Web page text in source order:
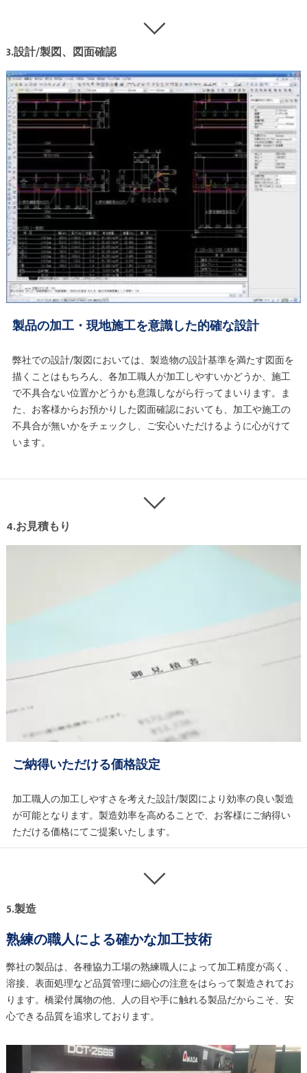
3.設計/製図、図面確認
製品の加工・現地施工を意識した的確な設計
弊社での設計/製図においては、製造物の設計基準を満たす図面を
描くことはもちろん、各加工職人が加工しやすいかどうか、施工
で不具合ない位置かどうかも意識しながら行ってまいります。ま
た、お客様からお預かりした図面確認においても、加工や施工の
不具合が無いかをチェックし、ご安心いただけるように心がけて
います。
4.お見積もり
ご納得いただける価格設定
加工職人の加工しやすさを考えた設計/製図により効率の良い製造
が可能となります。製造効率を高めることで、お客様にご納得い
ただける価格にてご提案いたします。
5.製造
熟練の職人による確かな加工技術
弊社の製品は、各種協力工場の熟練職人によって加工精度が高く、
溶接、表面処理など品質管理に細心の注意をはらって製造されてお
ります。橋梁付属物の他、人の目や手に触れる製品だからこそ、安
心できる品質を追求しております。